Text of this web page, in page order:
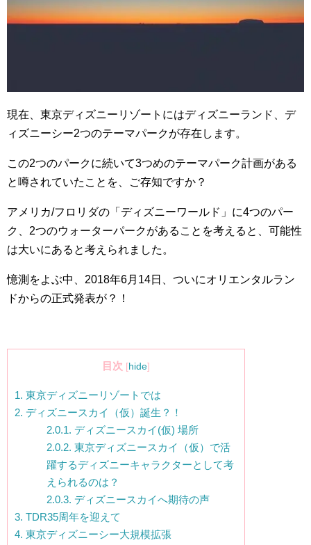
現在、東京ディズニーリゾートにはディズニーランド、デ
ィズニーシー2つのテーマパークが存在します。
この2つのパークに続いて3つめのテーマパーク計画がある
と噂されていたことを、ご存知ですか？
アメリカ/フロリダの「ディズニーワールド」に4つのパー
ク、 2つのウォーターパークがあることを考えると、可能性
は大いにあると考えられました。
憶測をよぶ中、2018年6月14日、ついにオリエンタルラン
ドからの正式発表が？！
目次 [hide]
1. 東京ディズニーリゾートでは
2. ディズニースカイ（仮）誕生？！
2.0.1. ディズニースカイ(仮) 場所
2.0.2. 東京ディズニースカイ（仮）で活
躍するディズニーキャラクターとして考
えられるのは？
2.0.3. ディズニースカイへ期待の声
3. TDR35周年を迎えて
4. 東京ディズニーシー大規模拡張